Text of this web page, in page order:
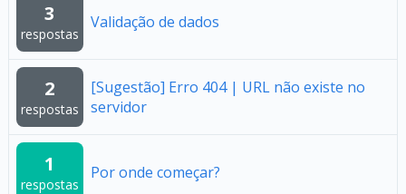
3
respostas
Validação de dados
2
respostas
[Sugestão] Erro 404 | URL não existe no
servidor
1
respostas
Por onde começar?